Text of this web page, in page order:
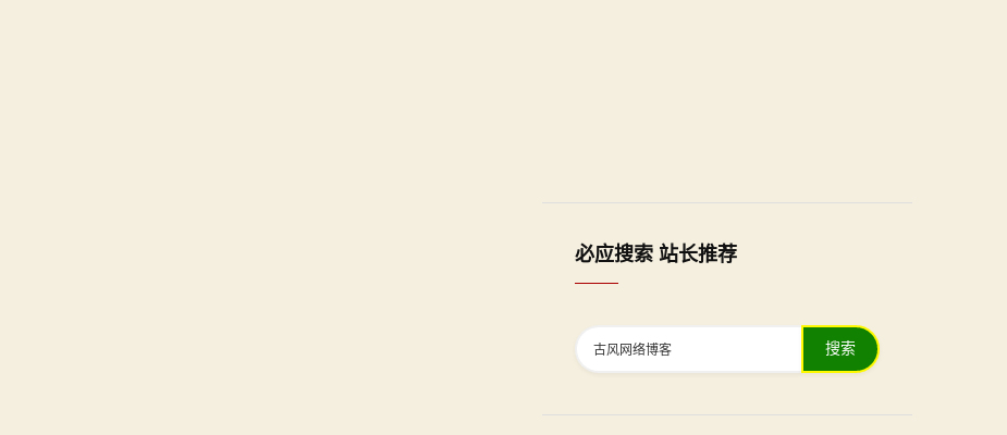
必应搜索 站长推荐
搜索